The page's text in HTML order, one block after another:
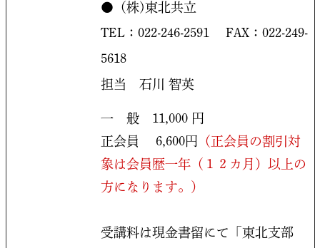
●（株)東北共立
TEL：022-246-2591 FAX：022-249-
5618
担当 石川 智英
一 般 11,000 円
正会員 6,600円 （正会員の割引対
象は会員歴一年（１２カ月）以上の
方になります。）
受講料は現金書留にて「東北支部